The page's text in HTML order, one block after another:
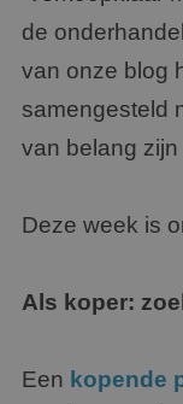
de
van onze blog
samengesteld
van belang
Deze week is
Als koper:
Een kopende